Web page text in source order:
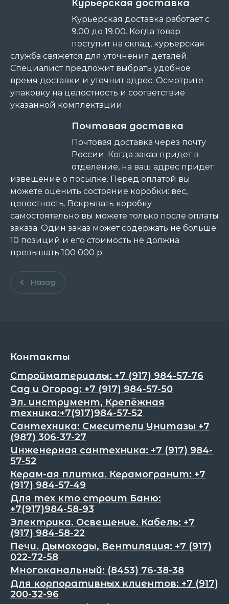
Курьерская доставка
Курьерская доставка работает с
9.00 до 19.00. Когда товар
поступит на склад, курьерская
служба свяжется для уточнения деталей.
Специалист предложит выбрать удобное
время доставки и уточнит адрес. Осмотрите
упаковку на целостность и соответствие
указанной комплектации.
Почтовая доставка
Почтовая доставка через почту
России. Когда заказ придет в
отделение, на ваш адрес придет
извещение о посылке. Перед оплатой вы
можете оценить состояние коробки: вес,
целостность. Вскрывать коробку
самостоятельно вы можете только после оплаты
заказа. Один заказ может содержать не больше
10 позиций и его стоимость не должна
превышать 100 000 р.
Назад
Контакты
Стройматериалы: +7 (917) 984-57-76
Сад и Огород: +7 (917) 984-57-50
Эл. инструмент, Крепёжная
техника:+7(917)984-57-52
Сантехника: Смесители Унитазы +7
(987) 306-37-27
Инженерная сантехника: +7 (917) 984-
57-52
Керам-ая плитка. Керамогранит: +7
(917) 984-57-49
Для тех кто строит Баню:
+7(917)984-58-93
Электрика. Освещение. Кабель: +7
(917) 984-58-22
Печи. Дымоходы, Вентиляция: +7 (917)
022-72-58
Многоканальный: (8453) 76-38-38
Для корпоративных клиентов: +7 (917)
200-32-96